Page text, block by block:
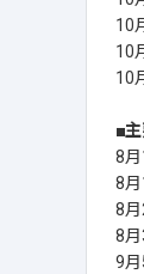
10
10
10
■
8
8
8
8
9